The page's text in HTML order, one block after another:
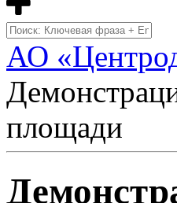
АО
площади